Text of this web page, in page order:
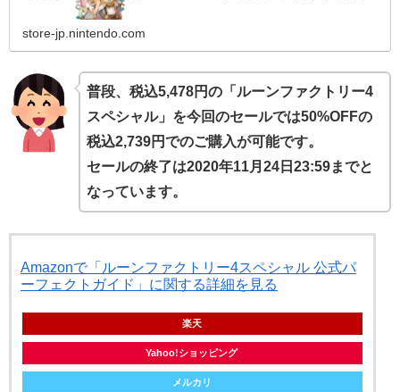
store-jp.nintendo.com
普段、税込5,478円の「ルーンファクトリー4
スペシャル」を今回のセールでは50%OFFの
税込2,739円でのご購入が可能です。
セールの終了は2020年11月24日23:59までと
なっています。
Amazonで「ルーンファクトリー4スペシャル 公式パ
ーフェクトガイド」に関する詳細を見る
楽天
Yahoo!ショッピング
メルカリ